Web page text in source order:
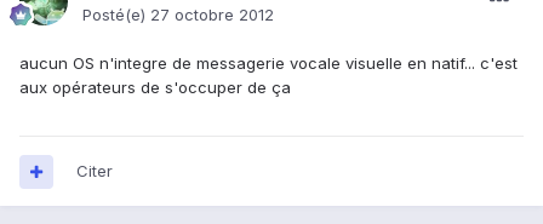
Posté(e) 27 octobre 2012
aucun OS n'integre de messagerie vocale visuelle en natif... c'est
aux opérateurs de s'occuper de ça
Citer